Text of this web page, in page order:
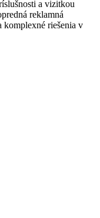
a vizitkou
reklamná
komplexné riešenia v